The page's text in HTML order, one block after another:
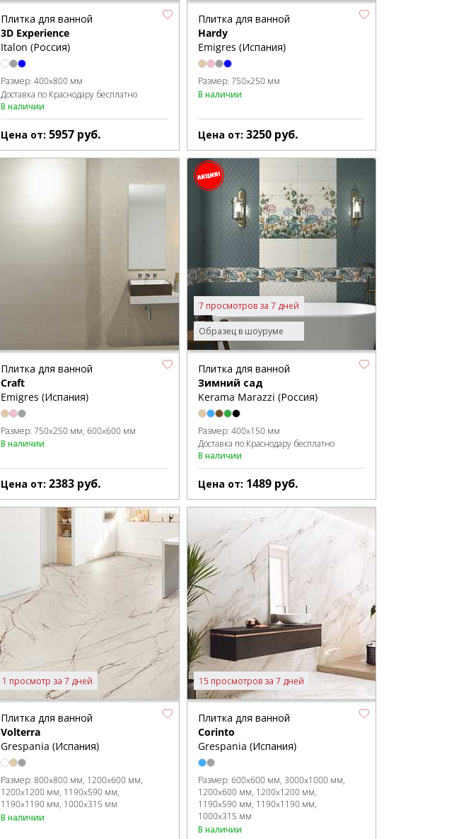
Плитка для ванной
3D Experience
Italon (Россия)
Размер:400x800 мм
Доставка по Краснодару бесплатно
В наличии
Цена от:5957 руб.
Плитка для ванной
Hardy
Emigres (Испания)
Размер: 750x250 мм
В наличии
Цена от: 3250 руб.
Плитка для ванной
Craft
Emigres (Испания)
Размер:750x250 мм 600x600 мм
В наличии
Цена от:2383 руб.
Образец в шоуруме
7 просмотров за 7 дней
Плитка для ванной
Зимний сад
Kerama Marazzi (Россия)
Размер: 400x150 мм
Доставка по Краснодару бесплатно
В наличии
Цена от: 1489 руб.
1 просмотр за 7 дней
Плитка для ванной
Volterra
Grespania (Испания)
Размер:800x800 мм 1200x600 мм
1200x1200 мм 1190x590 мм
1190x1190 мм 1000x315 мм
В наличии
15 просмотров за 7 дней
Плитка для ванной
Corinto
Grespania (Испания)
Размер: 600x600 мм 3000x1000 мм
1200x600 мм 1200x1200 мм
1190x590 мм 1190x1190 мм
1000x315 мм
В наличии